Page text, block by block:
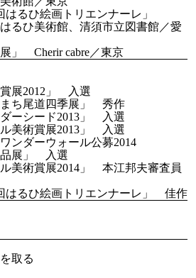
るひ絵画トリエンナーレ」
館、清須市立図書館／愛
cabre／東京
展2012」 入選
ち尾道四季展」 秀作
ド2013」 入選
展2013」 入選
ンダーウォール公募2014
入選
2014」 本江邦夫審査員
はるひ絵画トリエンナーレ」 佳作
取る